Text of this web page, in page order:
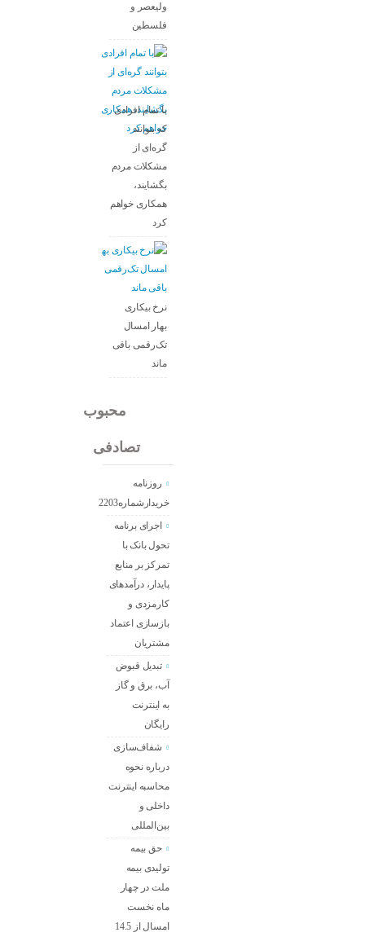
ولیعصر و
فلسطین
با تمام افرادی
که بتوانند
گره‌ای از
مشکلات مردم
بگشایند،
همکاری خواهم
کرد
نرخ بیکاری
بهار امسال
تک‌رقمی باقی
ماند
محبوب
تصادفی
روزنامه
خریدارشماره2203
اجرای برنامه
تحول بانک با
تمرکز بر منابع
پایدار، درآمدهای
کارمزدی و
بازسازی اعتماد
مشتریان
تبدیل قبوض
آب، برق و گاز
به اینترنت
رایگان
شفاف‌سازی
درباره نحوه
محاسبه اینترنت
داخلی و
بین‌المللی
حق بیمه
تولیدی بیمه
ملت در چهار
ماه نخست
امسال از 14.5